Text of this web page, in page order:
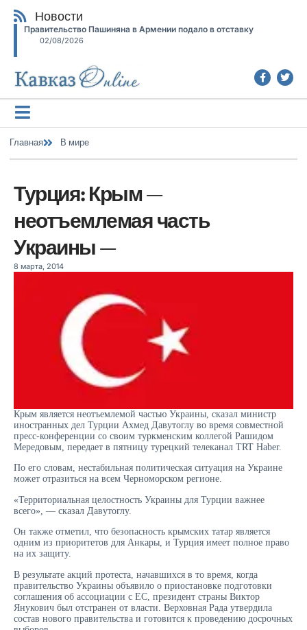
Новости
Правительство Пашиняна в Армении подало в отставку
02/08/2026
Главная В мире
Турция: Крым —
неотъемлемая часть
Украины —
8 марта, 2014
Крым является неотъемлемой частью Украины, сказал министр
иностранных дел Турции Ахмед Давутоглу во время совместной
пресс-конференции со своим туркменским коллегой Рашидом
Мередовым, передает в пятницу турецкий телеканал TRT Haber.
По его словам, нестабильная политическая ситуация на Украине
может отразиться на всем Черноморском регионе.
«Территориальная целостность Украины для Турции важнее
всего», — сказал Давутоглу.
Он также отметил, что безопасность крымских татар является
одним из приоритетов для Анкары, и Турция имеет полное право
на их защиту.
В результате акций протеста, начавшихся в то время, когда
правительство Украины объявило о приостановке подготовки
соглашения об ассоциации с ЕС, президент страны Виктор
Янукович был отстранен от власти. Верховная Рада утвердила
состав нового правительства и готовится к проведению досрочных